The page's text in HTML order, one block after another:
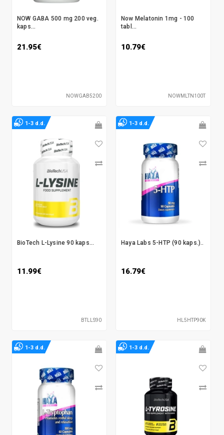
NOW GABA 500 mg 200 veg.
kaps...
21.95€
NOWGAB5200
Now Melatonin 1mg - 100
tabl...
10.79€
NOWMLTN100T
BioTech L-Lysine 90 kaps...
11.99€
BTLLS90
1-3 d.d.
Haya Labs 5-HTP (90 kaps.)..
16.79€
HL5HTP90K
1-3 d.d.
1-3 d.d. 1-3 d.d.